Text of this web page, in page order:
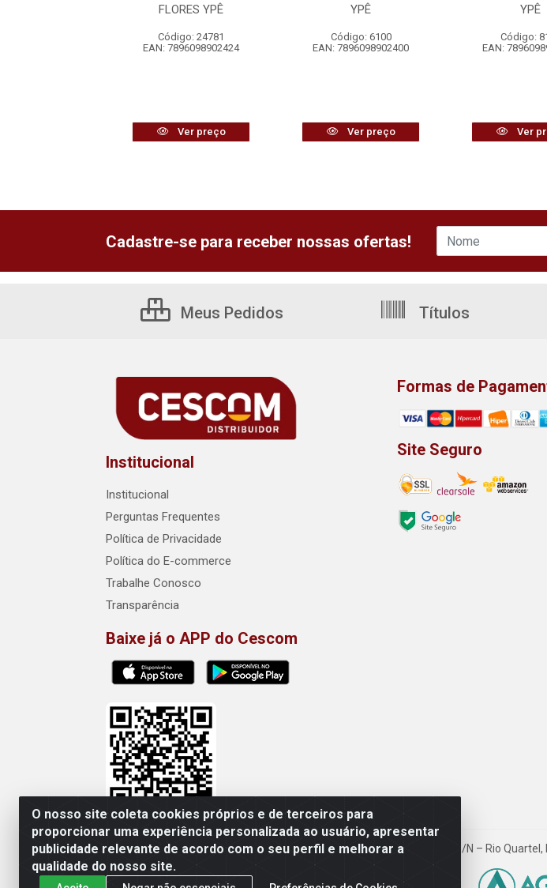
FLORES YPÊ
Código: 24781
EAN: 7896098902424
Ver preço
YPÊ
Código: 6100
EAN: 7896098902400
Ver preço
YPÊ
Código:
EAN:
Ver
O nosso site coleta cookies próprios e de terceiros para
proporcionar uma experiência personalizada ao usuário, apresentar
publicidade relevante de acordo com o seu perfil e melhorar a
qualidade do nosso site.
Cadastre-se para receber nossas ofertas!
Meus Pedidos Títulos
Institucional
Institucional
Perguntas Frequentes
Política de Privacidade
Política do E-commerce
Trabalhe Conosco
Transparência
Baixe já o APP do Cescom
Formas de
Site Seguro
Cescom Distribuidor - Rodovia BR 101, Km 163, S/N – Rio